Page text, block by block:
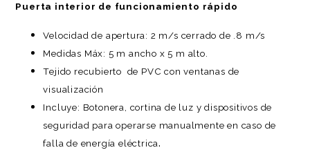
Puerta interior de funcionamiento rápido
Velocidad de apertura: 2 m/s cerrado de .8 m/s
Medidas Máx: 5 m ancho x 5 m alto.
Tejido recubierto de PVC con ventanas de
visualización
Incluye: Botonera, cortina de luz y dispositivos de
seguridad para operarse manualmente en caso de
falla de energía eléctrica.